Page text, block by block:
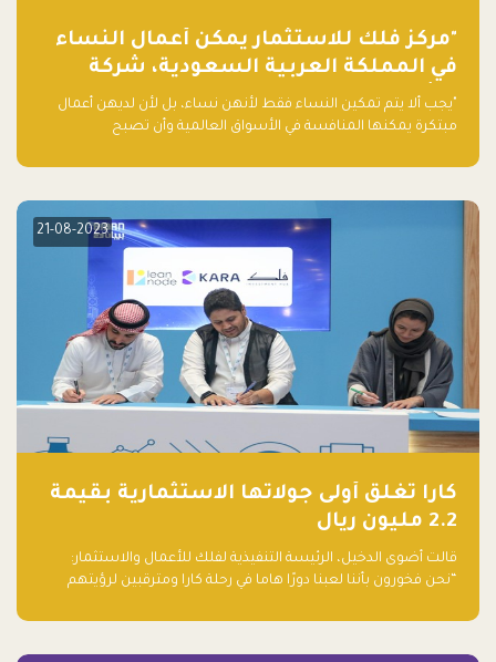
"مركز فلك للاستثمار يمكّن أعمال النساء
في المملكة العربية السعودية، شركة
ناشئة تلو الأخرى."
"يجب ألا يتم تمكين النساء فقط لأنهن نساء، بل لأن لديهن أعمال
مبتكرة يمكنها المنافسة في الأسواق العالمية وأن تصبح
21-08-2023
كارا تغلق أولى جولاتها الاستثمارية بقيمة
2.2 مليون ريال
قالت أضوى الدخيل، الرئيسة التنفيذية لفلك للأعمال والاستثمار:
“نحن فخورون بأننا لعبنا دورًا هاما في رحلة كارا ومترقبين لرؤيتهم
جيدًا لكوكبنا فحسب، بل إنه جيد أيضًا للأعمال”.